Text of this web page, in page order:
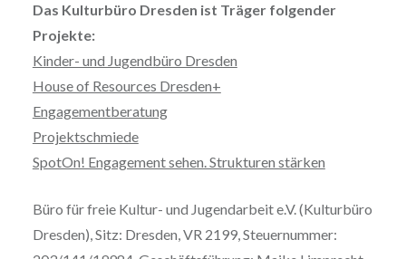
Das Kulturbüro Dresden ist Träger folgender
Projekte:
Kinder- und Jugendbüro Dresden
House of Resources Dresden+
Engagementberatung
Projektschmiede
SpotOn! Engagement sehen. Strukturen stärken
Büro für freie Kultur- und Jugendarbeit e.V. (Kulturbüro
Dresden), Sitz: Dresden, VR 2199, Steuernummer: